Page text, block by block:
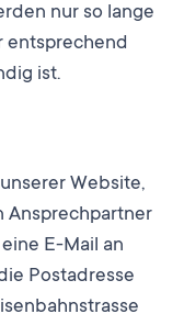
nur so lange
entsprechend
ist.
Website,
Ansprechpartner
E-Mail an
Postadresse